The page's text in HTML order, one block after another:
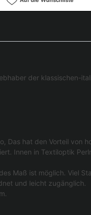
der klassischen-
Das hat den Vorteil von
Innen in Textiloptik
Maß ist möglich. Viel
und leicht zugänglich.